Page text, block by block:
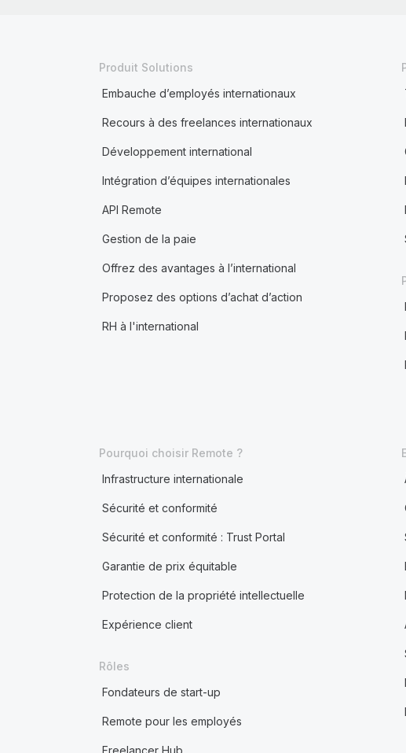
Produit Solutions
Embauche d’employés internationaux
Recours à des freelances internationaux
Développement international
Intégration d’équipes internationales
API Remote
Gestion de la paie
Offrez des avantages à l’international
Proposez des options d’achat d’action
RH à l'international
Pourquoi choisir Remote ?
Infrastructure internationale
Sécurité et conformité
Sécurité et conformité : Trust Portal
Garantie de prix équitable
Protection de la propriété intellectuelle
Expérience client
Rôles
Fondateurs de start-up
Remote pour les employés
Freelancer Hub